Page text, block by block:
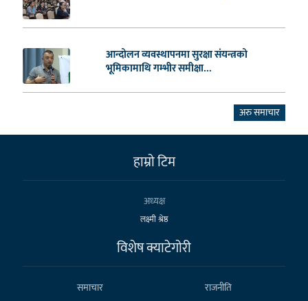
आन्दोलन व्यवस्थापनमा सुरक्षा संयन्त्रको
भूमिकामाथि गम्भीर समीक्षा...
अरु समाचार
हाम्राे टिम
अध्यक्ष
लक्ष्मी श्रेष्ठ
विशेष क्याटेगाेरी
समाचार
राजनीति